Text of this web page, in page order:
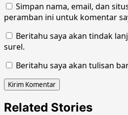
Simpan nama, email, dan
peramban ini untuk komentar
Beritahu saya akan tindak
surel.
Beritahu saya akan tulisan
Related Stories